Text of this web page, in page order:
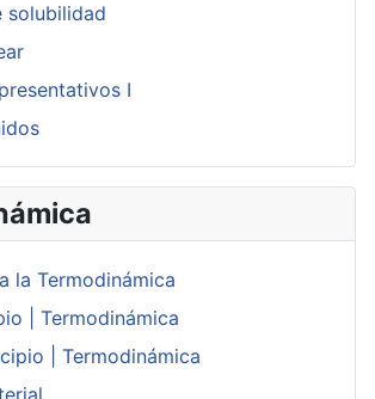
solubilidad
I
la Termodinámica
| Termodinámica
| Termodinámica